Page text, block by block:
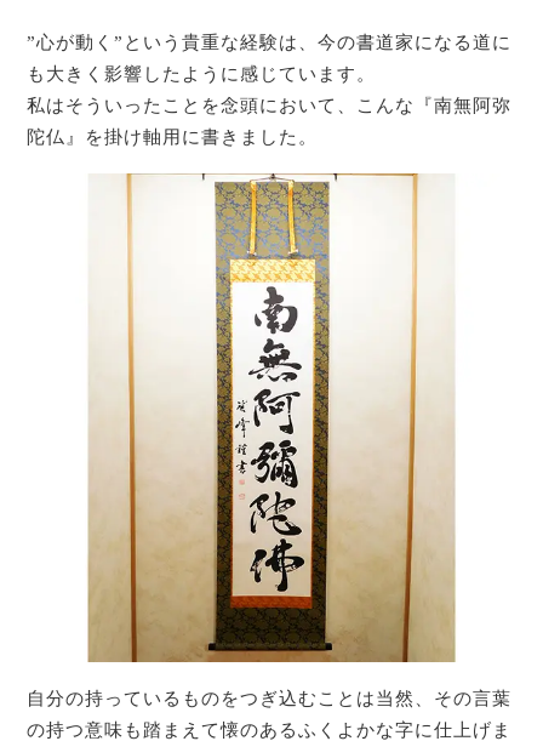
”心が動く”という貴重な経験は、今の書道家になる道に
も大きく影響したように感じています。
私はそういったことを念頭において、こんな『南無阿弥
陀仏』を掛け軸用に書きました。
自分の持っているものをつぎ込むことは当然、その言葉
の持つ意味も踏まえて懐のあるふくよかな字に仕上げま